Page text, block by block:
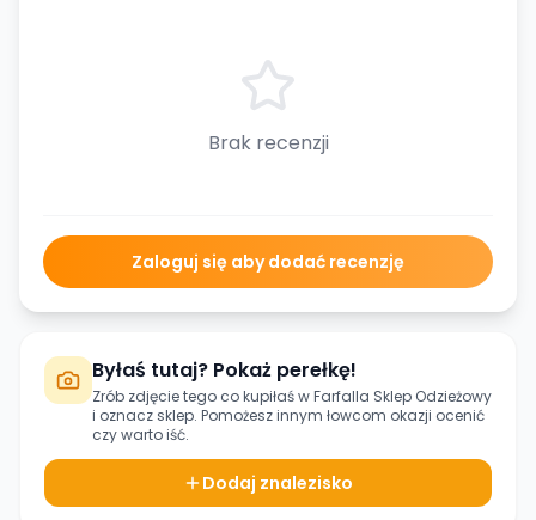
Brak recenzji
Zaloguj się aby dodać recenzję
Byłaś tutaj? Pokaż perełkę!
Zrób zdjęcie tego co kupiłaś wFarfalla Sklep Odzieżowy
i oznacz sklep. Pomożesz innym łowcom okazji ocenić
czy warto iść.
Dodaj znalezisko